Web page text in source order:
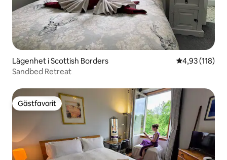
Lägenhet i Scottish Borders 4,93 av 5 i
4,93 (118)
Sandbed Retreat
Gästfavorit
Gästfavorit